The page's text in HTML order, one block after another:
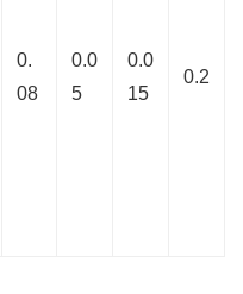
0.
08
0.0
5
0.0
15
0.2